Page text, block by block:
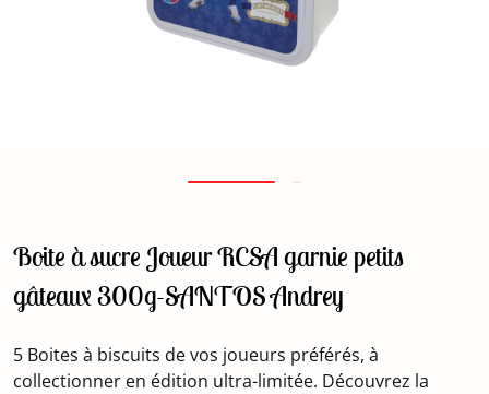
Boite à sucre Joueur RCSA garnie petits
gâteaux 300g-SANTOS Andrey
5 Boites à biscuits de vos joueurs préférés, à
collectionner en édition ultra-limitée. Découvrez la